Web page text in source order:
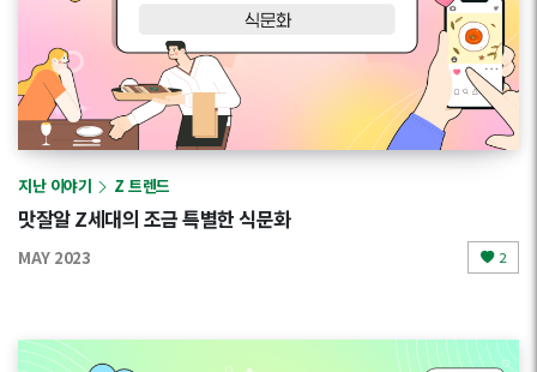
지난 이야기 Z 트렌드
맛잘알 Z세대의 조금 특별한 식문화
MAY 2023 2